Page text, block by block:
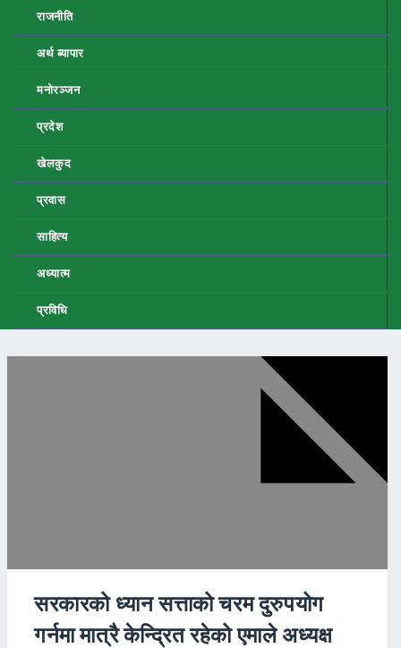
राजनीति
अर्थ ब्यापार
मनोरञ्जन
प्रदेश
खेलकुद
प्रवास
साहित्य
अध्यात्म
प्रविधि
सरकारको ध्यान सत्ताको चरम दुरुपयोग
गर्नमा मात्रै केन्द्रित रहेको एमाले अध्यक्ष